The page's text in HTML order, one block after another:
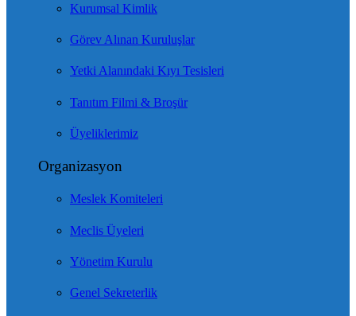
Kurumsal Kimlik
Görev Alınan Kuruluşlar
Yetki Alanındaki Kıyı Tesisleri
Tanıtım Filmi & Broşür
Üyeliklerimiz
Organizasyon
Meslek Komiteleri
Meclis Üyeleri
Yönetim Kurulu
Genel Sekreterlik